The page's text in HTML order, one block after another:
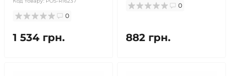
0
1 534 грн.
0
882 грн.